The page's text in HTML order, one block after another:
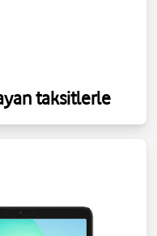
taksitlerle